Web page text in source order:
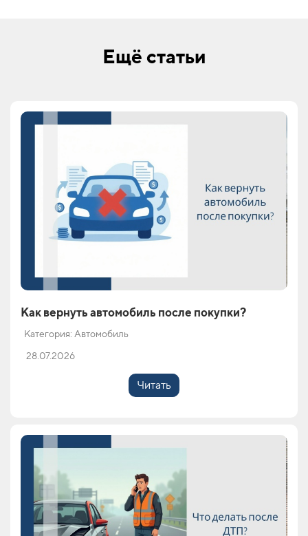
Ещё статьи
Как вернуть автомобиль после покупки?
Категория: Автомобиль
28.07.2026
Читать